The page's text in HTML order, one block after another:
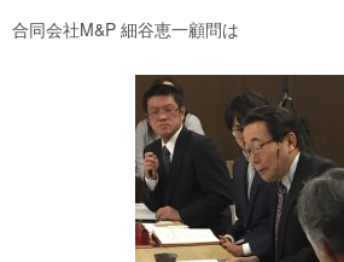
合同会社M&P 細谷恵一顧問は